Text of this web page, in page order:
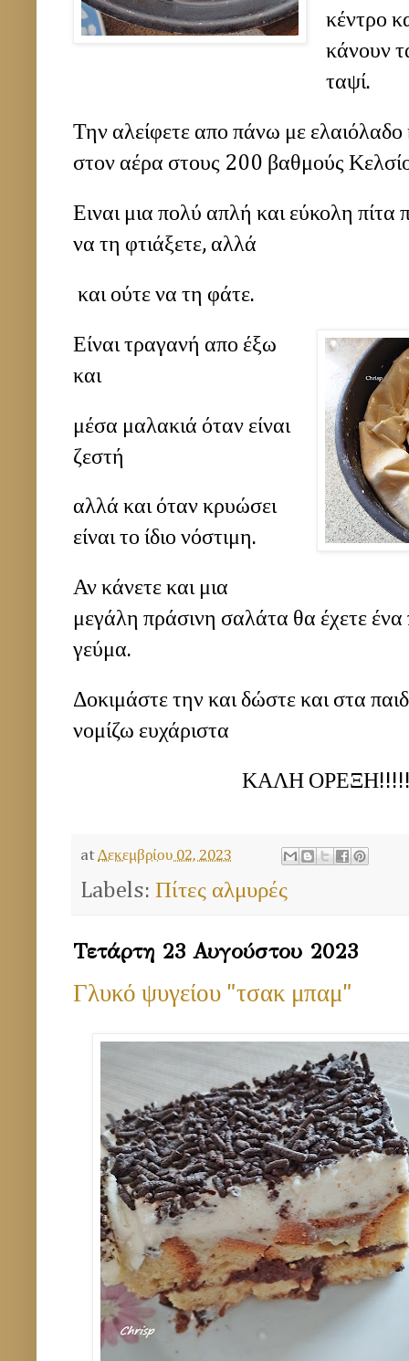
κέντρο
κάνουν
ταψί.
Την αλείφετε απο πάνω με
στον αέρα στους 200 βαθμούς
Ειναι μια πολύ απλή και εύκολη
να τη φτιάξετε, αλλά
και ούτε να τη φάτε.
Είναι τραγανή απο έξω
και
μέσα μαλακιά όταν είναι
ζεστή
αλλά και όταν κρυώσει
είναι το ίδιο νόστιμη.
Αν κάνετε και μια
μεγάλη πράσινη σαλάτα θα έχετε ένα
γεύμα.
Δοκιμάστε την και δώστε και στα
νομίζω ευχάριστα
ΚΑΛΗ
atΔεκεμβρίου 02, 2023
Labels: Πίτες αλμυρές
Τετάρτη 23 Αυγούστου 2023
Γλυκό ψυγείου "τσακ μπαμ"